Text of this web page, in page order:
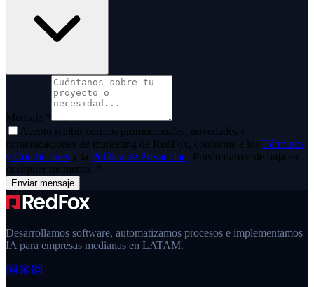
Mensaje *
Acepto recibir correos promocionales, novedades y
comunicaciones de marketing de RedFox, conforme a los Términos
y Condiciones y la Política de Privacidad. Puedo darme de baja en
cualquier momento. *
Enviar mensaje
Desarrollamos software, automatizamos procesos e implementamos
IA para empresas medianas en LATAM.